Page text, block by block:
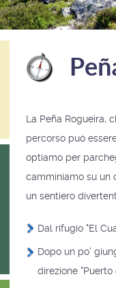
La Peña Rogueira,
percorso può
optiamo per
camminiamo su un
un sentiero
Dal rifugio "El
Dopo un po'
direzione